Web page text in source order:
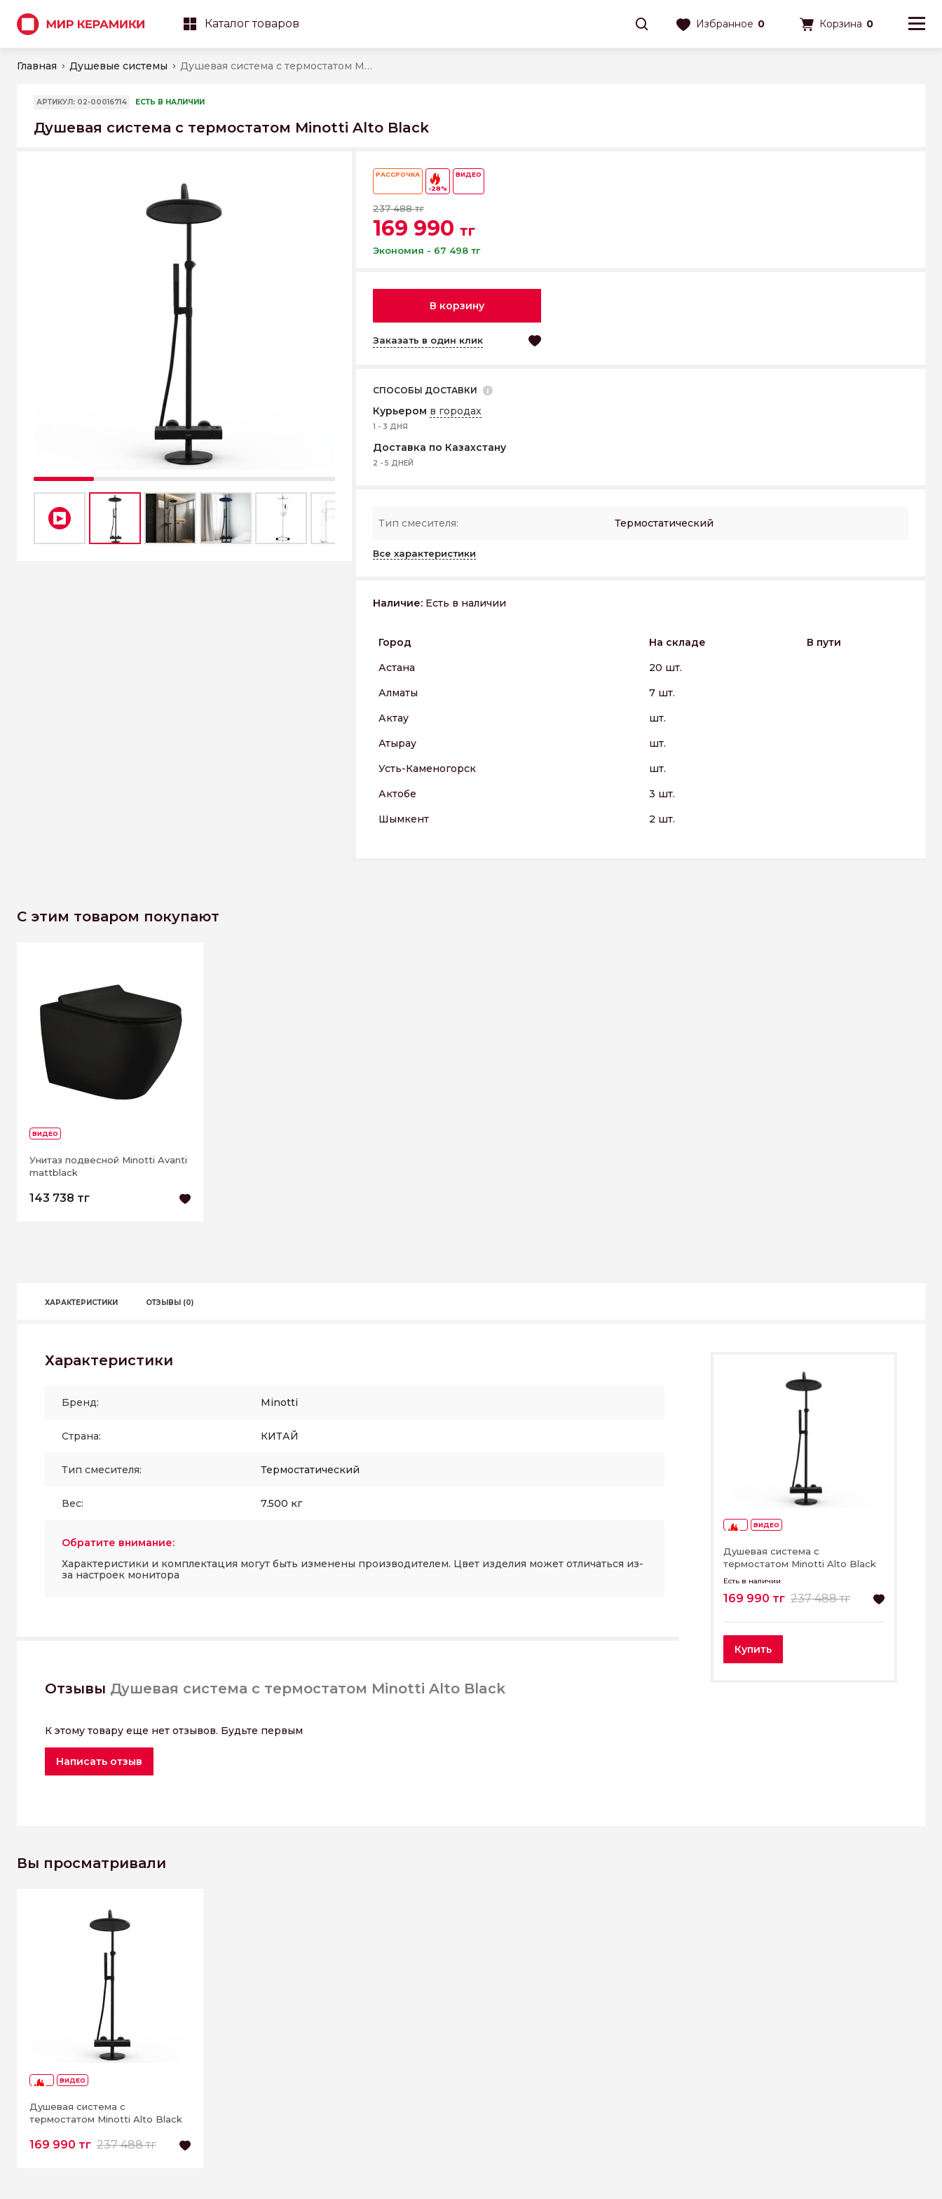
Каталог товаров Избранное 0 Корзина 0
Главная Душевые системы Душевая система с термостатом Minotti Alto Black
АРТИКУЛ: 02-00016714 ЕСТЬ В НАЛИЧИИ
Душевая система с термостатом Minotti Alto Black
РАССРОЧКА
-28%
ВИДЕО
237 488 тг
169 990 тг
Экономия - 67 498 тг
В корзину
Заказать в один клик
СПОСОБЫ ДОСТАВКИ
Курьером в городах
1 - 3 ДНЯ
Доставка по Казахстану
2 - 5 ДНЕЙ
Тип смесителя: Термостатический
Все характеристики
Наличие: Есть в наличии
Город На складе
В пути
Астана
20 шт.
Алматы
7 шт.
Актау
шт.
Атырау
шт.
Усть-Каменогорск
шт.
Актобе
3 шт.
Шымкент
2 шт.
С этим товаром покупают
ВИДЕО
Унитаз подвесной Minotti Avanti
mattblack
143 738 тг
ХАРАКТЕРИСТИКИ ОТЗЫВЫ (0)
ВИДЕО
Душевая система с
термостатом Minotti Alto Black
Есть в наличии
169 990 тг 237 488 тг
Купить
Характеристики
Бренд: Minotti
Страна: КИТАЙ
Тип смесителя: Термостатический
Вес: 7.500 кг
Обратите внимание:
Характеристики и комплектация могут быть изменены производителем. Цвет изделия может отличаться из-
за настроек монитора
Отзывы Душевая система с термостатом Minotti Alto Black
К этому товару еще нет отзывов. Будьте первым
Написать отзыв
Вы просматривали
ВИДЕО
Душевая система с
термостатом Minotti Alto Black
169 990 тг 237 488 тг